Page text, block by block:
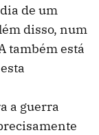
de um
disso, num
​​também está
a guerra